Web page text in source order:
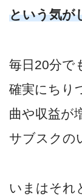
という気が
毎日20分で
確実にちり
曲や収益が
サブスクの
いまはそれ